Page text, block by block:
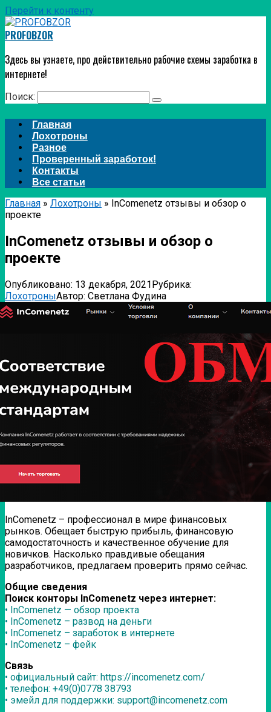
Перейти к контенту
PROFOBZOR
Здесь вы узнаете, про действительно рабочие схемы заработка в
интернете!
Поиск:
Главная
Лохотроны
Разное
Проверенный заработок!
Контакты
Все статьи
Главная » Лохотроны » InComenetz отзывы и обзор о
проекте
InComenetz отзывы и обзор о
проекте
Опубликовано: 13 декабря, 2021Рубрика:
ЛохотроныАвтор: Светлана Фудина
InComenetz – профессионал в мире финансовых
рынков. Обещает быструю прибыль, финансовую
самодостаточность и качественное обучение для
новичков. Насколько правдивые обещания
разработчиков, предлагаем проверить прямо сейчас.
Общие сведения
Поиск конторы InComenetz через интернет:
• InComenetz — обзор проекта
• InComenetz – развод на деньги
• InComenetz – заработок в интернете
• InComenetz – фейк
Связь
• официальный сайт: https://incomenetz.com/
• телефон: +49(0)0778 38793
• эмейл для поддержки: support@incomenetz.com